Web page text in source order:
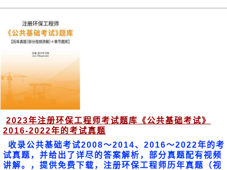
2023年注册环保工程师考试题库《公共基础考试》
2016-2022年的考试真题
收录公共基础考试2008～2014、2016～2022年的考
试真题，并给出了详尽的答案解析，部分真题配有视频
讲解。，提供免费下载，注册环保工程师历年真题（视